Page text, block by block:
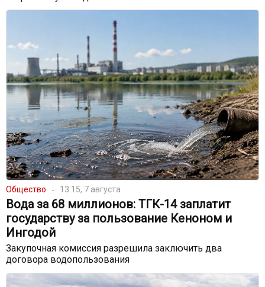
Общество 13:15, 7 августа
Вода за 68 миллионов: ТГК-14 заплатит
государству за пользование Кеноном и
Ингодой
Закупочная комиссия разрешила заключить два
договора водопользования